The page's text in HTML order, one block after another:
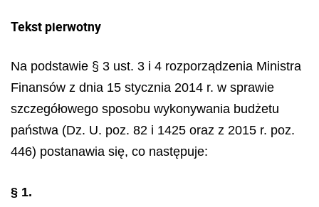
Tekst pierwotny
Na podstawie § 3 ust. 3 i 4 rozporządzenia Ministra
Finansów z dnia 15 stycznia 2014 r. w sprawie
szczegółowego sposobu wykonywania budżetu
państwa (Dz. U. poz. 82 i 1425 oraz z 2015 r. poz.
446) postanawia się, co następuje:
§ 1.